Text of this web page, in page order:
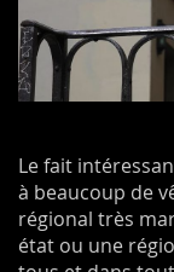
Le fait
à beaucoup de
régional très
état ou une